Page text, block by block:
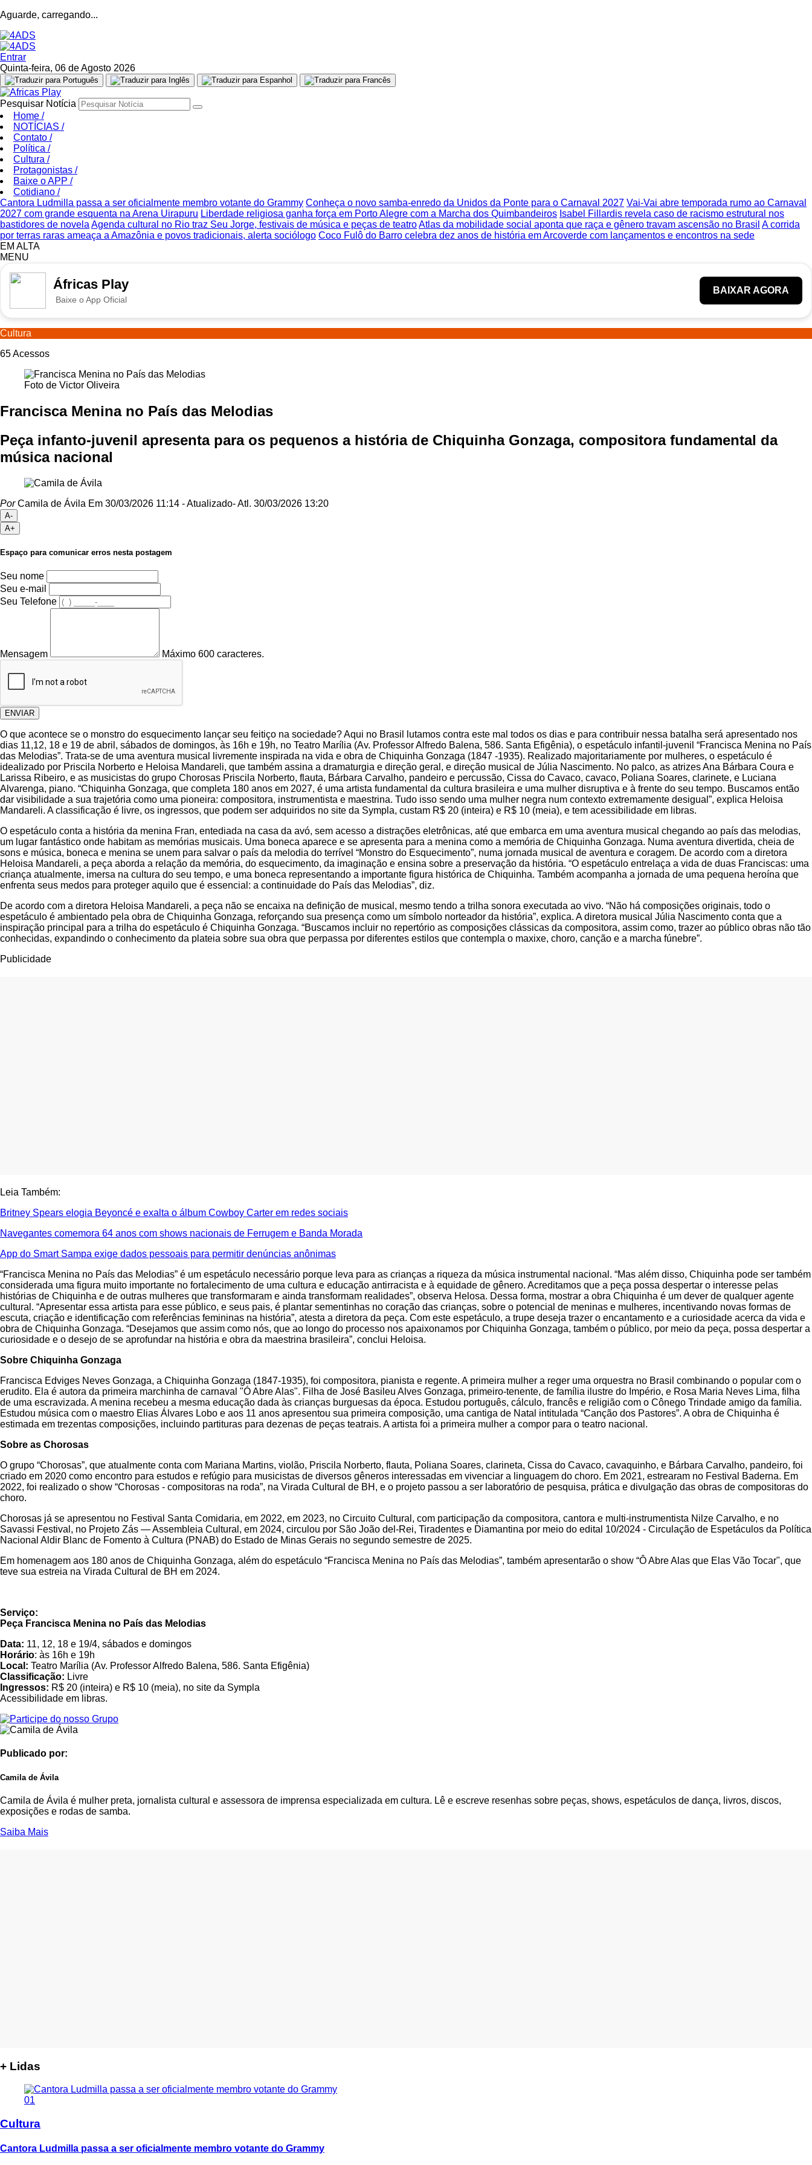
Aguarde, carregando...
Entrar
Quinta-feira, 06 de Agosto 2026
Pesquisar Notícia
Home /
NOTÍCIAS /
Contato /
Política /
Cultura /
Protagonistas /
Baixe o APP /
Cotidiano /
Cantora Ludmilla passa a ser oficialmente membro votante do Grammy Conheça o novo samba-enredo da Unidos da Ponte para o Carnaval 2027 Vai-Vai abre temporada rumo ao Carnaval
2027 com grande esquenta na Arena Uirapuru Liberdade religiosa ganha força em Porto Alegre com a Marcha dos Quimbandeiros Isabel Fillardis revela caso de racismo estrutural nos
bastidores de novela Agenda cultural no Rio traz Seu Jorge, festivais de música e peças de teatroAtlas da mobilidade social aponta que raça e gênero travam ascensão no Brasil A corrida
por terras raras ameaça a Amazônia e povos tradicionais, alerta sociólogo Coco Fulô do Barro celebra dez anos de história em Arcoverde com lançamentos e encontros na sede
EM ALTA
MENU
Áfricas Play
Baixe o App Oficial
BAIXAR AGORA
Cultura
65Acessos
Foto de Victor Oliveira
Francisca Menina no País das Melodias
Peça infanto-juvenil apresenta para os pequenos a história de Chiquinha Gonzaga, compositora fundamental da
música nacional
PorCamila de Ávila Em 30/03/2026 11:14 - Atualizado- Atl. 30/03/2026 13:20
A-
A+
Espaço para comunicar erros nesta postagem
Seu nome
Seu e-mail
Seu Telefone
Mensagem Máximo 600 caracteres.
ENVIAR
O que acontece se o monstro do esquecimento lançar seu feitiço na sociedade? Aqui no Brasil lutamos contra este mal todos os dias e para contribuir nessa batalha será apresentado nos
dias 11,12, 18 e 19 de abril, sábados de domingos, às 16h e 19h, no Teatro Marília (Av. Professor Alfredo Balena, 586. Santa Efigênia), o espetáculo infantil-juvenil “Francisca Menina no País
das Melodias”. Trata-se de uma aventura musical livremente inspirada na vida e obra de Chiquinha Gonzaga (1847 -1935). Realizado majoritariamente por mulheres, o espetáculo é
idealizado por Priscila Norberto e Heloisa Mandareli, que também assina a dramaturgia e direção geral, e direção musical de Júlia Nascimento. No palco, as atrizes Ana Bárbara Coura e
Larissa Ribeiro, e as musicistas do grupo Chorosas Priscila Norberto, flauta, Bárbara Carvalho, pandeiro e percussão, Cissa do Cavaco, cavaco, Poliana Soares, clarinete, e Luciana
Alvarenga, piano. “Chiquinha Gonzaga, que completa 180 anos em 2027, é uma artista fundamental da cultura brasileira e uma mulher disruptiva e à frente do seu tempo. Buscamos então
dar visibilidade a sua trajetória como uma pioneira: compositora, instrumentista e maestrina. Tudo isso sendo uma mulher negra num contexto extremamente desigual”, explica Heloisa
Mandareli. A classificação é livre, os ingressos, que podem ser adquiridos no site da Sympla, custam R$ 20 (inteira) e R$ 10 (meia), e tem acessibilidade em libras.
O espetáculo conta a história da menina Fran, entediada na casa da avó, sem acesso a distrações eletrônicas, até que embarca em uma aventura musical chegando ao país das melodias,
um lugar fantástico onde habitam as memórias musicais. Uma boneca aparece e se apresenta para a menina como a memória de Chiquinha Gonzaga. Numa aventura divertida, cheia de
sons e música, boneca e menina se unem para salvar o país da melodia do terrível “Monstro do Esquecimento”, numa jornada musical de aventura e coragem. De acordo com a diretora
Heloisa Mandareli, a peça aborda a relação da memória, do esquecimento, da imaginação e ensina sobre a preservação da história. “O espetáculo entrelaça a vida de duas Franciscas: uma
criança atualmente, imersa na cultura do seu tempo, e uma boneca representando a importante figura histórica de Chiquinha. Também acompanha a jornada de uma pequena heroína que
enfrenta seus medos para proteger aquilo que é essencial: a continuidade do País das Melodias”, diz.
De acordo com a diretora Heloisa Mandareli, a peça não se encaixa na definição de musical, mesmo tendo a trilha sonora executada ao vivo. “Não há composições originais, todo o
espetáculo é ambientado pela obra de Chiquinha Gonzaga, reforçando sua presença como um símbolo norteador da história”, explica. A diretora musical Júlia Nascimento conta que a
inspiração principal para a trilha do espetáculo é Chiquinha Gonzaga. “Buscamos incluir no repertório as composições clássicas da compositora, assim como, trazer ao público obras não tão
conhecidas, expandindo o conhecimento da plateia sobre sua obra que perpassa por diferentes estilos que contempla o maxixe, choro, canção e a marcha fúnebre”.
Publicidade
Leia Também:
Britney Spears elogia Beyoncé e exalta o álbum Cowboy Carter em redes sociais
Navegantes comemora 64 anos com shows nacionais de Ferrugem e Banda Morada
App do Smart Sampa exige dados pessoais para permitir denúncias anônimas
“Francisca Menina no País das Melodias” é um espetáculo necessário porque leva para as crianças a riqueza da música instrumental nacional. “Mas além disso, Chiquinha pode ser também
considerada uma figura muito importante no fortalecimento de uma cultura e educação antirracista e à equidade de gênero. Acreditamos que a peça possa despertar o interesse pelas
histórias de Chiquinha e de outras mulheres que transformaram e ainda transformam realidades”, observa Helosa. Dessa forma, mostrar a obra Chiquinha é um dever de qualquer agente
cultural. “Apresentar essa artista para esse público, e seus pais, é plantar sementinhas no coração das crianças, sobre o potencial de meninas e mulheres, incentivando novas formas de
escuta, criação e identificação com referências femininas na história”, atesta a diretora da peça. Com este espetáculo, a trupe deseja trazer o encantamento e a curiosidade acerca da vida e
obra de Chiquinha Gonzaga. “Desejamos que assim como nós, que ao longo do processo nos apaixonamos por Chiquinha Gonzaga, também o público, por meio da peça, possa despertar a
curiosidade e o desejo de se aprofundar na história e obra da maestrina brasileira”, conclui Heloisa.
Sobre Chiquinha Gonzaga
Francisca Edviges Neves Gonzaga, a Chiquinha Gonzaga (1847-1935), foi compositora, pianista e regente. A primeira mulher a reger uma orquestra no Brasil combinando o popular com o
erudito. Ela é autora da primeira marchinha de carnaval "Ó Abre Alas". Filha de José Basileu Alves Gonzaga, primeiro-tenente, de família ilustre do Império, e Rosa Maria Neves Lima, filha
de uma escravizada. A menina recebeu a mesma educação dada às crianças burguesas da época. Estudou português, cálculo, francês e religião com o Cônego Trindade amigo da família.
Estudou música com o maestro Elias Álvares Lobo e aos 11 anos apresentou sua primeira composição, uma cantiga de Natal intitulada “Canção dos Pastores”. A obra de Chiquinha é
estimada em trezentas composições, incluindo partituras para dezenas de peças teatrais. A artista foi a primeira mulher a compor para o teatro nacional.
Sobre as Chorosas
O grupo “Chorosas”, que atualmente conta com Mariana Martins, violão, Priscila Norberto, flauta, Poliana Soares, clarineta, Cissa do Cavaco, cavaquinho, e Bárbara Carvalho, pandeiro, foi
criado em 2020 como encontro para estudos e refúgio para musicistas de diversos gêneros interessadas em vivenciar a linguagem do choro. Em 2021, estrearam no Festival Baderna. Em
2022, foi realizado o show “Chorosas - compositoras na roda”, na Virada Cultural de BH, e o projeto passou a ser laboratório de pesquisa, prática e divulgação das obras de compositoras do
choro.
Chorosas já se apresentou no Festival Santa Comidaria, em 2022, em 2023, no Circuito Cultural, com participação da compositora, cantora e multi-instrumentista Nilze Carvalho, e no
Savassi Festival, no Projeto Zás — Assembleia Cultural, em 2024, circulou por São João del-Rei, Tiradentes e Diamantina por meio do edital 10/2024 - Circulação de Espetáculos da Política
Nacional Aldir Blanc de Fomento à Cultura (PNAB) do Estado de Minas Gerais no segundo semestre de 2025.
Em homenagem aos 180 anos de Chiquinha Gonzaga, além do espetáculo “Francisca Menina no País das Melodias”, também apresentarão o show “Ô Abre Alas que Elas Vão Tocar", que
teve sua estreia na Virada Cultural de BH em 2024.
Serviço:
Peça Francisca Menina no País das Melodias
Data: 11, 12, 18 e 19/4, sábados e domingos
Horário: às 16h e 19h
Local: Teatro Marília (Av. Professor Alfredo Balena, 586. Santa Efigênia)
Classificação: Livre
Ingressos: R$ 20 (inteira) e R$ 10 (meia), no site da Sympla
Acessibilidade em libras.
Publicado por:
Camila de Ávila
Camila de Ávila é mulher preta, jornalista cultural e assessora de imprensa especializada em cultura. Lê e escreve resenhas sobre peças, shows, espetáculos de dança, livros, discos,
exposições e rodas de samba.
Saiba Mais
+ Lidas
01
Cultura
Cantora Ludmilla passa a ser oficialmente membro votante do Grammy